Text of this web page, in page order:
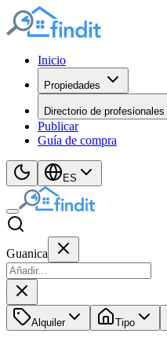
Inicio
Propiedades
Directorio de profesionales
Publicar
Guía de compra
ES
Guanica
Alquiler Tipo